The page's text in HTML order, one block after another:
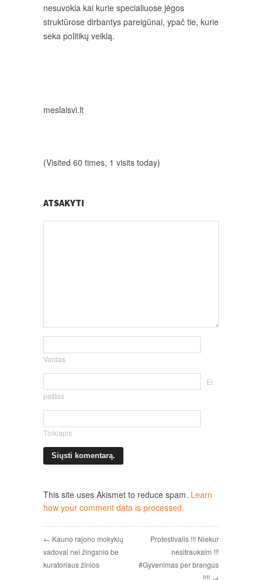
nesuvokia kai kurie specialiuose jėgos
struktūrose dirbantys pareigūnai, ypač tie, kurie
seka politikų veiklą.
meslaisvi.lt
(Visited 60 times, 1 visits today)
ATSAKYTI
Vardas
El.
paštas
Tinklapis
This site uses Akismet to reduce spam. Learn
how your comment data is processed.
← Kauno rajono mokyklų
vadovai nei žingsnio be
kuratoriaus žinios
Protestivalis !!! Niekur
nesitrauksim !!!
#Gyvenimas per brangus
!!!! →